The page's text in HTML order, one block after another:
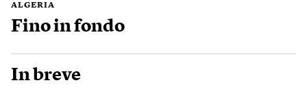
ALGERIA
Fino in fondo
In breve